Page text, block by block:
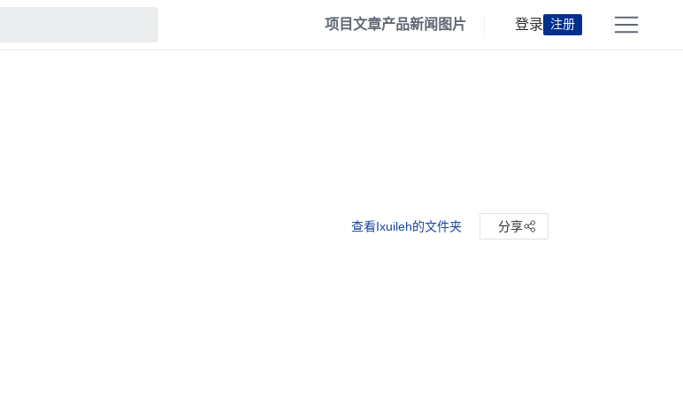
项目文章产品新闻 图片 登录 注册
查看Ixuileh的文件夹 分享